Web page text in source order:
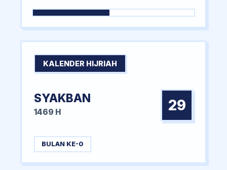
KALENDER HIJRIAH
SYAKBAN
1469 H 29
BULAN KE-0